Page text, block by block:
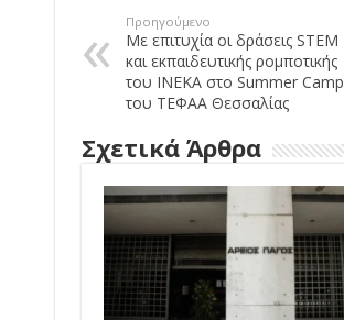
Προηγούμενο
Με επιτυχία οι δράσεις STEM
και εκπαιδευτικής ρομποτικής
του ΙΝΕΚΑ στο Summer Camp
του ΤΕΦΑΑ Θεσσαλίας
Σχετικά Άρθρα